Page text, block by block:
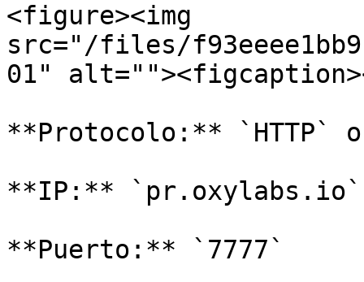
<figure><img
src="/files/
01"
**Protocolo:** `HTTP` o
**IP:** `pr.oxylabs.io`
**Puerto:** `7777`